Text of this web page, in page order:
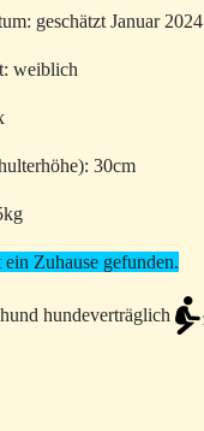
geschätzt Januar 2024
weiblich
30cm
Zuhause gefunden.